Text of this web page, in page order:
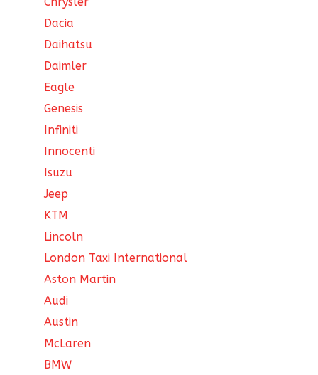
Dacia
Daihatsu
Daimler
Eagle
Genesis
Infiniti
Innocenti
Isuzu
Jeep
KTM
Lincoln
London Taxi International
Aston Martin
Audi
Austin
McLaren
BMW